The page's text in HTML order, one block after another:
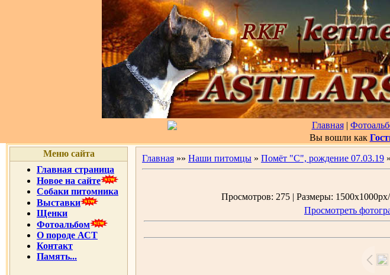
Главная|
Вы вошли как
Меню сайта
Главная страница
Новое на сайте
Собаки питомника
Выставки
Щенки
Фотоальбом
О породе АСТ
Контакт
Память...
Главная »» Наши питомцы » Помёт "С", рождение 07.03.19 »
Просмотров: 275 | Размеры:
Просмотреть